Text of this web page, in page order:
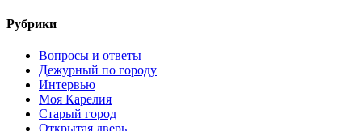
Рубрики
Вопросы и ответы
Дежурный по городу
Интервью
Моя Карелия
Старый город